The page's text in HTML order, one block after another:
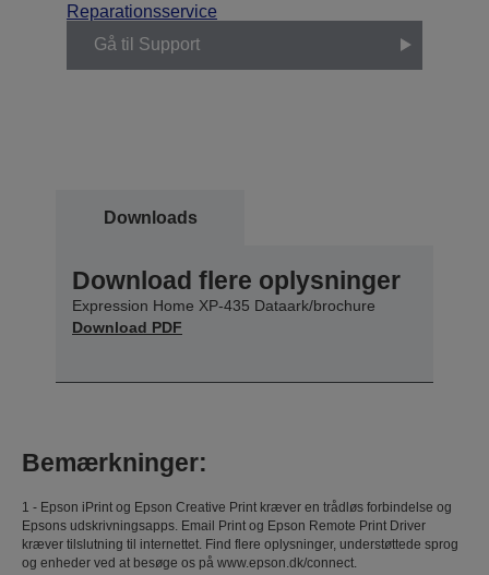
Reparationsservice
Gå til Support
Downloads
Download flere oplysninger
Expression Home XP-435 Dataark/brochure
Download PDF
Bemærkninger:
1 - Epson iPrint og Epson Creative Print kræver en trådløs forbindelse og
Epsons udskrivningsapps. Email Print og Epson Remote Print Driver
kræver tilslutning til internettet. Find flere oplysninger, understøttede sprog
og enheder ved at besøge os på www.epson.dk/connect.